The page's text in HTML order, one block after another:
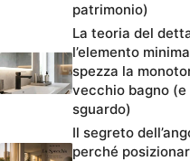
patrimonio)
La teoria del
l’elemento
spezza la
vecchio bagno
sguardo)
Il segreto
perché